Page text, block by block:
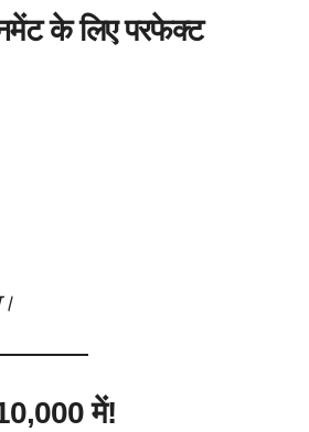
के लिए परफेक्ट
में!